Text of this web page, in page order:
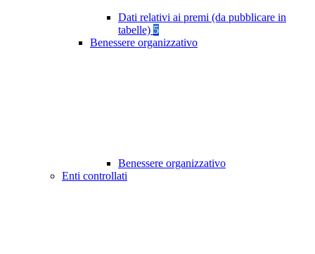
Dati relativi ai premi (da pubblicare in
tabelle) 5
Benessere organizzativo
Benessere organizzativo
Enti controllati